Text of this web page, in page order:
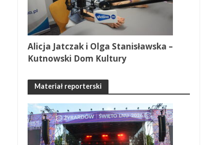
Alicja Jatczak i Olga Stanisławska –
Kutnowski Dom Kultury
Materiał reporterski